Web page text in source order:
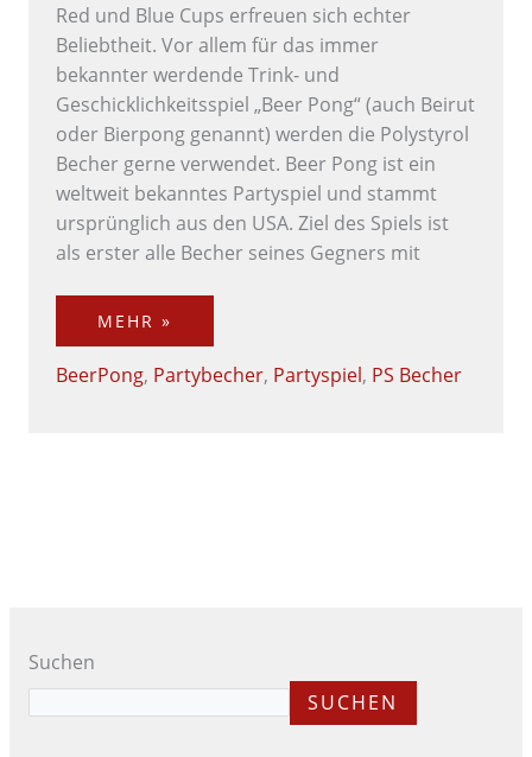
Red und Blue Cups erfreuen sich echter
Beliebtheit. Vor allem für das immer
bekannter werdende Trink- und
Geschicklichkeitsspiel „Beer Pong“ (auch Beirut
oder Bierpong genannt) werden die Polystyrol
Becher gerne verwendet. Beer Pong ist ein
weltweit bekanntes Partyspiel und stammt
ursprünglich aus den USA. Ziel des Spiels ist
als erster alle Becher seines Gegners mit
MEHR »
BeerPong, Partybecher, Partyspiel, PS Becher
Suchen
SUCHEN